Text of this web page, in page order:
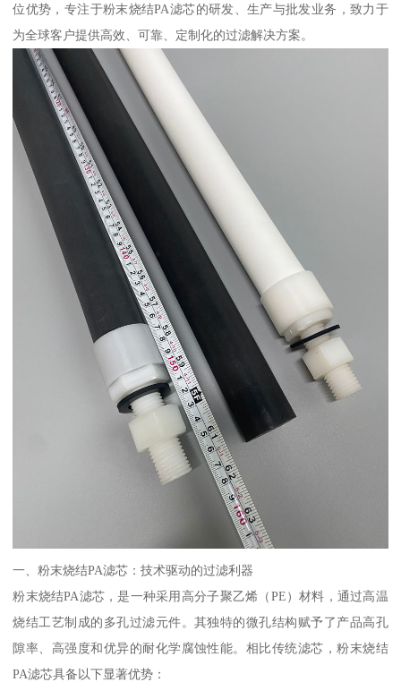
位优势，专注于粉末烧结PA滤芯的研发、生产与批发业务，致力于
为全球客户提供高效、可靠、定制化的过滤解决方案。
一、粉末烧结PA滤芯：技术驱动的过滤利器
粉末烧结PA滤芯，是一种采用高分子聚乙烯（PE）材料，通过高温
烧结工艺制成的多孔过滤元件。其独特的微孔结构赋予了产品高孔
隙率、高强度和优异的耐化学腐蚀性能。相比传统滤芯，粉末烧结
PA滤芯具备以下显著优势：